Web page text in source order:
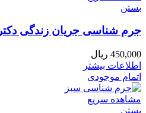
بستن
جرم شناسی جریان زندگی
450,000 ریال
اطلاعات بیشتر
اتمام موجودی
مشاهده سریع
بستن